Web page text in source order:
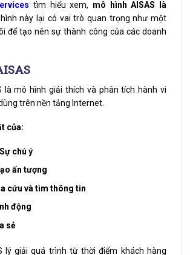
tìm hiểu xem, mô hình AISAS là
này lại có vai trò quan trọng như một
để tạo nên sự thành công của các doanh
là mô hình giải thích và phân tích hành vi
trên nền tảng Internet.
của:
chú ý
ấn tượng
cứu và tìm thông tin
động
sẻ
lý giải quá trình từ thời điểm khách hàng